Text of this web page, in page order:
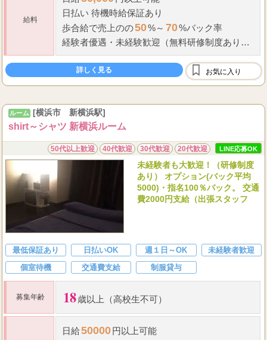
給料
日払い 待機時給保証あり
歩合給で売上のの50%～ 70%バック率
経験者優遇 ・ 未経験歓迎（無料研修制度あり）
【給与例】
------------------...
詳しく見る お気に入り
ルーム [横浜市 新横浜駅]
shirt～シャツ 新横浜ルーム
50代以上歓迎 40代歓迎 30代歓迎 20代歓迎 LINE応募OK
未経験者も大歓迎！（研修制度
あり） オプション(バック平均
5000)・指名100％バック。 交通
費2000円支給（出張スタッフ
最低保証あり 日払いOK 週１日～OK
未経験者歓迎
個室待機
交通費支給 制服貸与
募集年齢 18歳以上（高校生不可）
日給50000円以上可能